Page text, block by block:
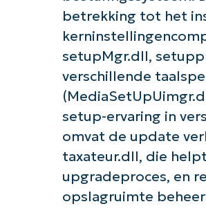
betrekking tot het
setupMgr.dll,
verschillende
setup-ervaring in
omvat de update
taxateur.dll, die
upgradeproces, en
opslagruimte